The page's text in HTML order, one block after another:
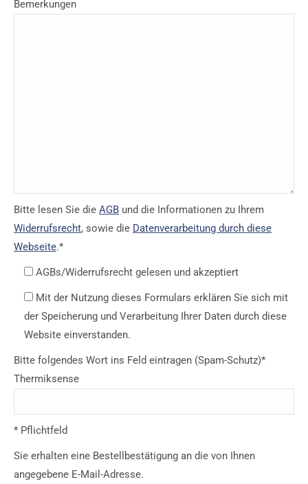
Bemerkungen
Bitte lesen Sie die AGB und die Informationen zu Ihrem
Widerrufsrecht, sowie die Datenverarbeitung durch diese
Webseite.*
AGBs/Widerrufsrecht gelesen und akzeptiert
Mit der Nutzung dieses Formulars erklären Sie sich mit
der Speicherung und Verarbeitung Ihrer Daten durch diese
Website einverstanden.
Bitte folgendes Wort ins Feld eintragen (Spam-Schutz)*
Thermiksense
* Pflichtfeld
Sie erhalten eine Bestellbestätigung an die von Ihnen
angegebene E-Mail-Adresse.